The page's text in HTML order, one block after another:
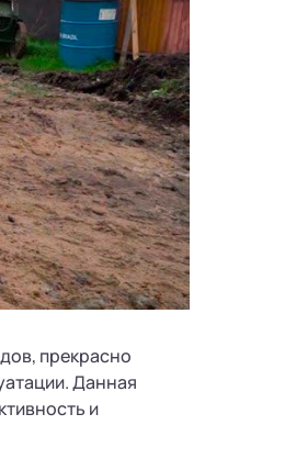
прекрасно
Данная
и